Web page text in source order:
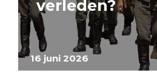
16 juni 2026
verleden?